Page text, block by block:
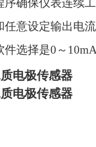
确保仪表连续工
意设定输出电
选择是0～
电极传感器
电极传感器